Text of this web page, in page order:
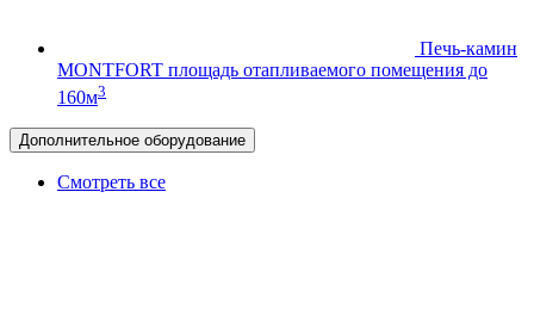
Печь-камин
MONTFORT площадь отапливаемого помещения до
160м3
Дополнительное оборудование
Смотреть все